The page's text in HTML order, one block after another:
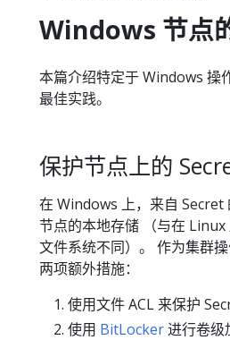
Windows 节点
本篇介绍特定于 Windows 操
最佳实践。
保护节点上的
在 Windows 上，来自 Secret
节点的本地存储 （与在
文件系统不同）。 作为集群
两项额外措施：
使用文件 ACL 来保护
使用 BitLocker进行卷级